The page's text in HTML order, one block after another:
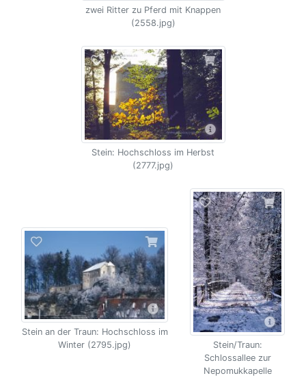
zwei Ritter zu Pferd mit Knappen
(2558.jpg)
Stein: Hochschloss im Herbst
(2777.jpg)
Stein an der Traun: Hochschloss im
Winter (2795.jpg)
Stein/Traun:
Schlossallee zur
Nepomukkapelle